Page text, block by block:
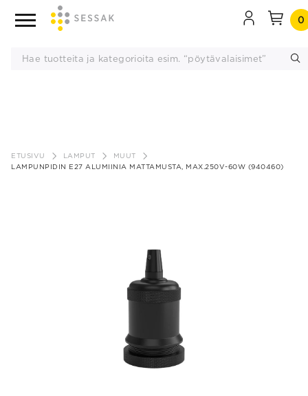
sisältöön
0
ETUSIVU LAMPUT
MUUT
LAMPUNPIDIN E27 ALUMIINIA MATTAMUSTA, MAX.250V-60W (940460)